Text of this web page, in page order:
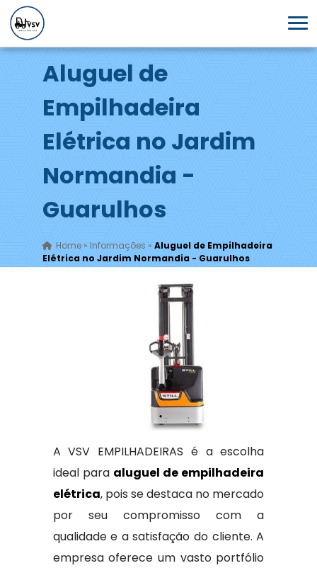
Aluguel de
Empilhadeira
Elétrica no Jardim
Normandia -
Guarulhos
Home» Informações » Aluguel de Empilhadeira
Elétrica no Jardim Normandia - Guarulhos
A VSV EMPILHADEIRAS é a escolha
ideal para aluguel de empilhadeira
elétrica, pois se destaca no mercado
por seu compromisso com a
qualidade e a satisfação do cliente. A
empresa oferece um vasto portfólio